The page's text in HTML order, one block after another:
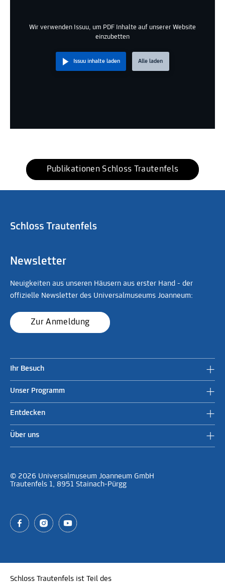
Wir verwenden Issuu, um PDF Inhalte auf unserer Website
einzubetten
Issuu inhalte laden Alle laden
Publikationen Schloss Trautenfels
Newsletter
Neuigkeiten aus unseren Häusern aus erster Hand - der
offizielle Newsletter des Universalmuseums Joanneum:
Zur Anmeldung
Ihr Besuch
Unser Programm
Entdecken
Über uns
© 2026 Universalmuseum Joanneum GmbH
Trautenfels 1, 8951 Stainach-Pürgg
Schloss Trautenfels ist Teil des